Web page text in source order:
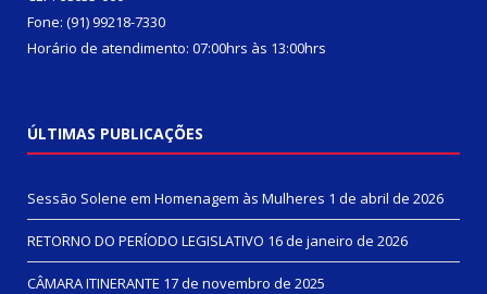
Fone: (91) 99218-7330
Horário de atendimento: 07:00hrs às 13:00hrs
ÚLTIMAS PUBLICAÇÕES
Sessão Solene em Homenagem às Mulheres 1 de abril de 2026
RETORNO DO PERÍODO LEGISLATIVO 16 de janeiro de 2026
CÂMARA ITINERANTE 17 de novembro de 2025